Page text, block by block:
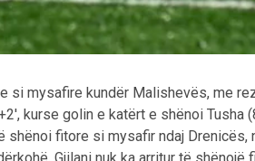
si mysafire kundër Malishevës, me
kurse golin e katërt e shënoi Tusha
fitore si mysafir ndaj Drenicës,